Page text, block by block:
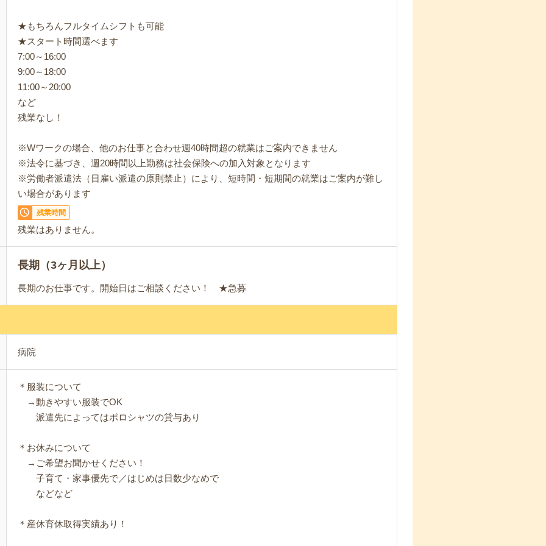
★もちろんフルタイムシフトも可能
★スタート時間選べます
7:00～16:00
9:00～18:00
11:00～20:00
など
残業なし！
※Wワークの場合、他のお仕事と合わせ週40時間超の就業はご案内できません
※法令に基づき、週20時間以上勤務は社会保険への加入対象となります
※労働者派遣法（日雇い派遣の原則禁止）により、短時間・短期間の就業はご案内が難し
い場合があります
残業時間
残業はありません。
長期（3ヶ月以上）
長期のお仕事です。開始日はご相談ください！ ★急募
病院
＊服装について
→動きやすい服装でOK
派遣先によってはポロシャツの貸与あり
＊お休みについて
→ご希望お聞かせください！
子育て・家事優先で／はじめは日数少なめで
などなど
＊産休育休取得実績あり！